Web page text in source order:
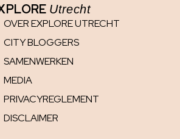
Utrecht
OVER EXPLORE UTRECHT
CITY BLOGGERS
SAMENWERKEN
MEDIA
PRIVACYREGLEMENT
DISCLAIMER